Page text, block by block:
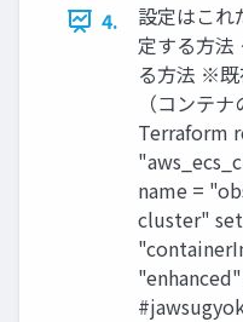
4.
設定はこれ
定する方法
る方法 ※既
（コンテ
Terraform
name =
cluster"